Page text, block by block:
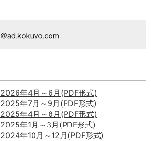
年4月～6月(PDF形式)
年7月～9月(PDF形式)
年4月～6月(PDF形式)
年1月～3月(PDF形式)
年10月～12月(PDF形式)